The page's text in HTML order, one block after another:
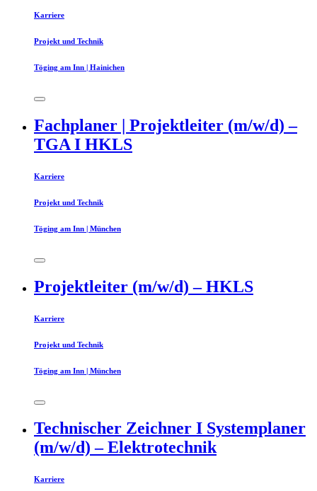
Karriere
Projekt und Technik
Töging am Inn | Hainichen
Fachplaner | Projektleiter (m/w/d) –
TGA I HKLS
Karriere
Projekt und Technik
Töging am Inn | München
Projektleiter (m/w/d) – HKLS
Karriere
Projekt und Technik
Töging am Inn | München
Technischer Zeichner I Systemplaner
(m/w/d) – Elektrotechnik
Karriere